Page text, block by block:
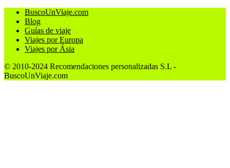
BuscoUnViaje.com
Blog
Guías de viaje
Viajes por Europa
Viajes por Ásia
© 2010-2024 Recomendaciones personalizadas S.L -
BuscoUnViaje.com